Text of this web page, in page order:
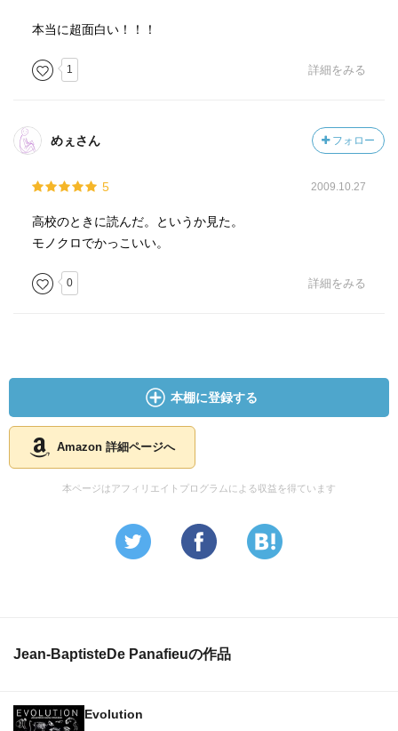
本当に超面白い！！！
1 詳細をみる
めぇさん フォロー
5 2009.10.27
高校のときに読んだ。というか見た。
モノクロでかっこいい。
0 詳細をみる
本棚に登録する
Amazon 詳細ページへ
本ページはアフィリエイトプログラムによる収益を得ています
Jean-BaptisteDe Panafieuの作品
Evolution